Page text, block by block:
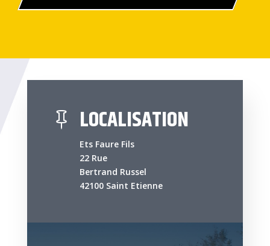
 LOCALISATION
Ets Faure Fils
22 Rue
Bertrand Russel
42100 Saint Etienne